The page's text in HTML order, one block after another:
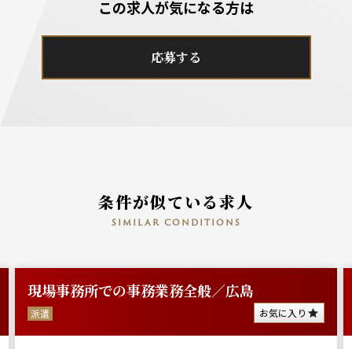
この求人が気になる方は
応募する
条件が似ている求人
similar conditions
現場事務所での事務業務全般／広島
派遣 お気に入り